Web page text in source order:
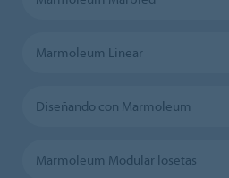
Marmoleum Linear
Diseñando con Marmoleum
Marmoleum Modular losetas